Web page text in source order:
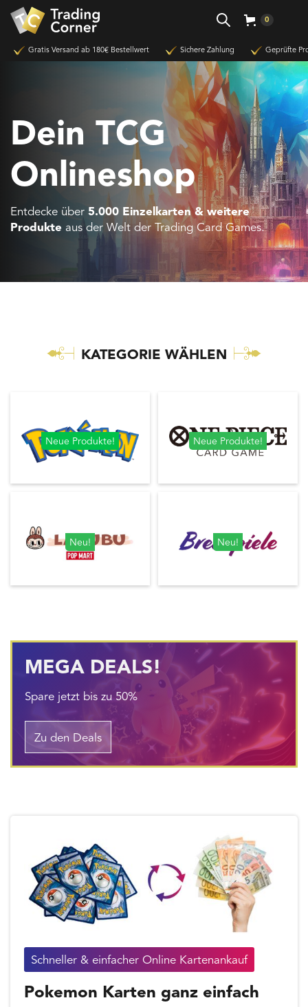
0
Gratis Versand ab 180€ Bestellwert Sichere Zahlung Geprüfte
Dein TCG
Onlineshop
Entdecke über 5.000 Einzelkarten & weitere
Produkte aus der Welt der Trading Card Games.
KATEGORIE WÄHLEN
Neue Produkte! Neue Produkte!
Neu! Neu!
MEGA DEALS!
Spare jetzt bis zu 50%
Zu den Deals
Schneller & einfacher Online Kartenankauf
Pokemon Karten ganz einfach